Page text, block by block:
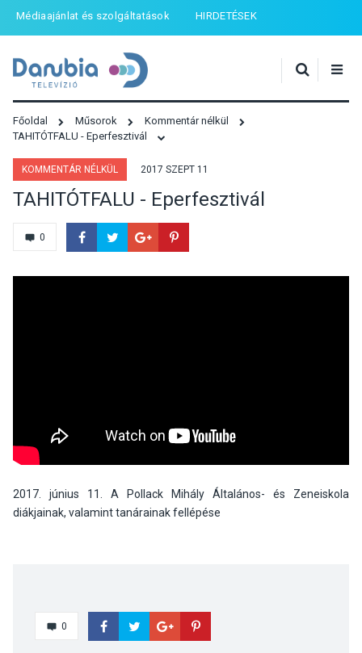
Médiaajánlat és szolgáltatások HIRDETÉSEK
Főoldal Műsorok
Kommentár nélkül
TAHITÓTFALU - Eperfesztivál
KOMMENTÁR NÉLKÜL 2017 SZEPT 11
TAHITÓTFALU - Eperfesztivál
0
2017. június 11. A Pollack Mihály Általános- és Zeneiskola
diákjainak, valamint tanárainak fellépése
0